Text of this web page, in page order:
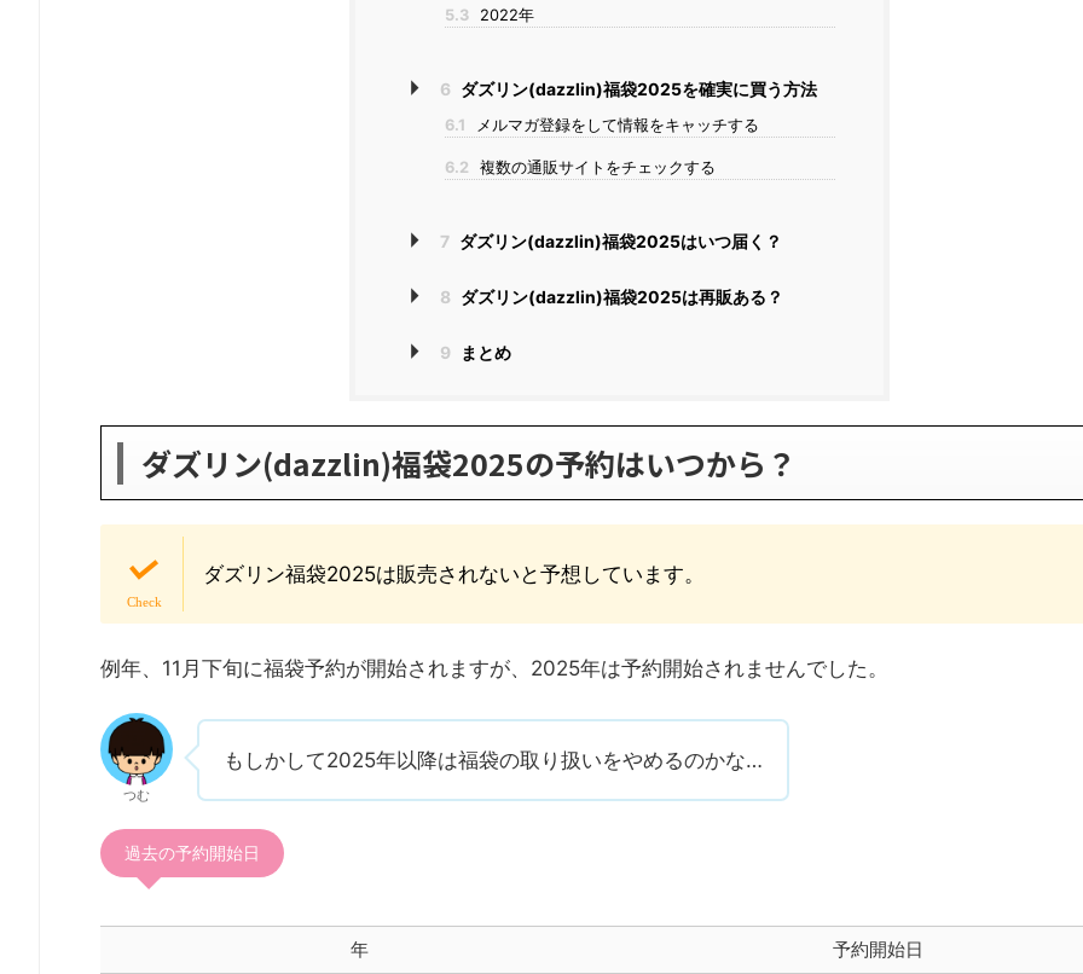
5.3 2022年
6 ダズリン(dazzlin)福袋2025を確実に買う方法
6.1 メルマガ登録をして情報をキャッチする
6.2 複数の通販サイトをチェックする
7 ダズリン(dazzlin)福袋2025はいつ届く？
8 ダズリン(dazzlin)福袋2025は再販ある？
9 まとめ
ダズリン(dazzlin)福袋2025の予約はいつから？
ダズリン福袋2025は販売されないと予想しています。
例年、11月下旬に福袋予約が開始されますが、2025年は予約開始されませんでした。
つむ
もしかして2025年以降は福袋の取り扱いをやめるのかな…
過去の予約開始日
年 予約開始日